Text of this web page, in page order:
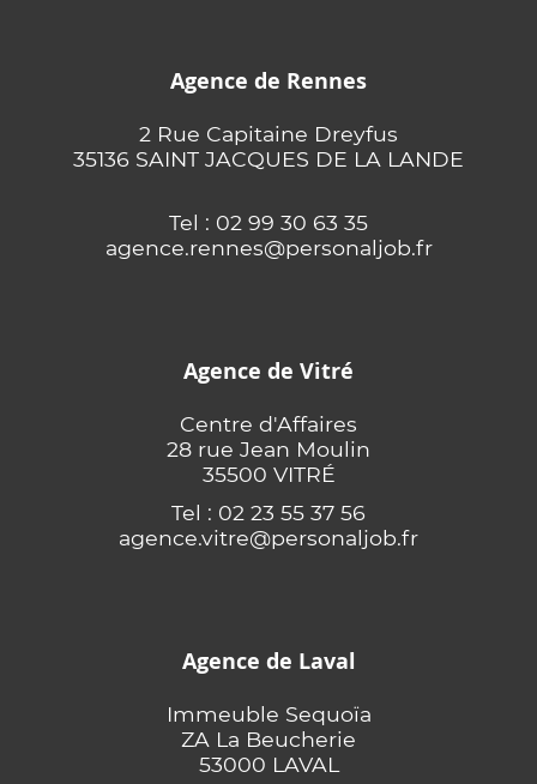
Agence de Rennes
2 Rue Capitaine Dreyfus
35136 SAINT JACQUES DE LA LANDE
Tel : 02 99 30 63 35
agence.rennes@personaljob.fr
Agence de Vitré
Centre d'Affaires
28 rue Jean Moulin
35500 VITRÉ
Tel : 02 23 55 37 56
agence.vitre@personaljob.fr
Agence de Laval
Immeuble Sequoïa
ZA La Beucherie
53000 LAVAL